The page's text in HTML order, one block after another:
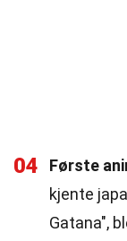
04 Første
kjente
Gatana",